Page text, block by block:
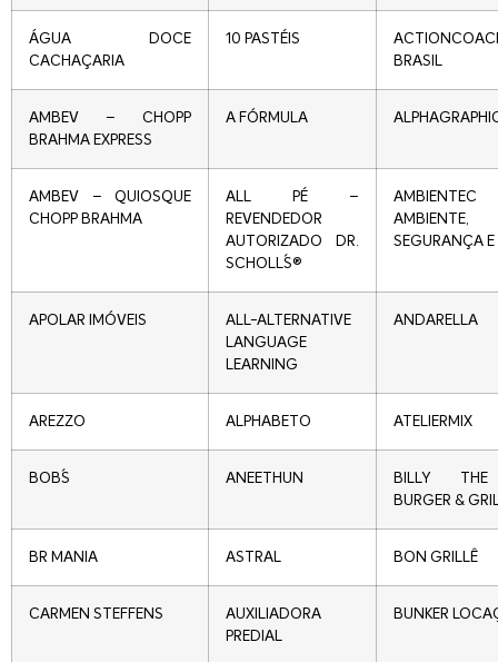
ÁGUA DOCE
CACHAÇARIA
10 PASTÉIS
BRASIL
AMBEV – CHOPP
BRAHMA EXPRESS
A FÓRMULA
AMBEV – QUIOSQUE
CHOPP BRAHMA
ALL PÉ –
REVENDEDOR
AUTORIZADO DR.
SCHOLL´S®
AMBIENTE,
SEGURANÇA E
APOLAR IMÓVEIS
ALL-ALTERNATIVE
LANGUAGE
LEARNING
ANDARELLA
AREZZO ALPHABETO ATELIERMIX
BOB´S ANEETHUN
BILLY THE
BURGER &
BR MANIA ASTRAL BON GRILLÊ
CARMEN STEFFENS
AUXILIADORA
PREDIAL
BUNKER